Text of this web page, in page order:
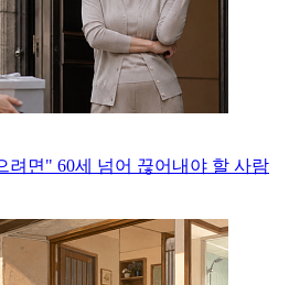
려면" 60세 넘어 끊어내야 할 사람